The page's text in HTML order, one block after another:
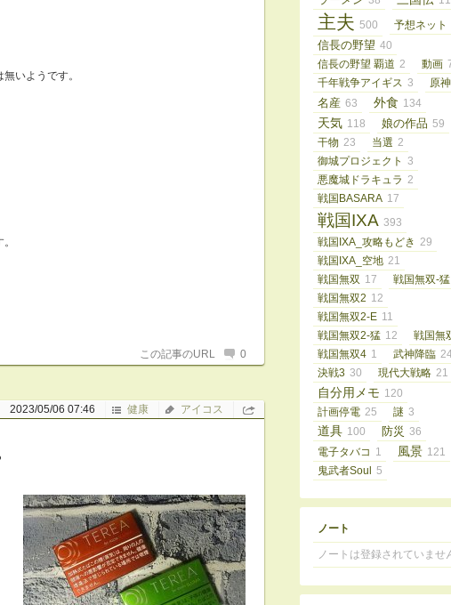
いようです。
この記事のURL 0
2023/05/06 07:46 健康 アイコス
主夫 500 予想ネット
信長の野望 40
信長の野望 覇道 2 動画
千年戦争アイギス 3 原神
名産 63 外食 134
天気 118 娘の作品 59
干物 23 当選 2
御城プロジェクト 3
悪魔城ドラキュラ 2
戦国BASARA 17
戦国IXA 393
戦国IXA_攻略もどき 29
戦国IXA_空地 21
戦国無双 17 戦国無双-猛
戦国無双2 12
戦国無双2-E 11
戦国無双2-猛 12 戦国無
戦国無双4 1 武神降臨 24
決戦3 30 現代大戦略 21
自分用メモ 120
計画停電 25 謎 3
道具 100 防災 36
電子タバコ 1 風景 121
鬼武者Soul
5
ノート
ノートは登録されていませ